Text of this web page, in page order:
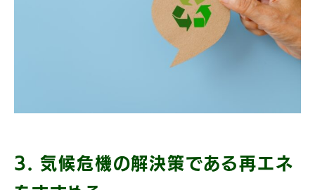
3. 気候危機の解決策である再エネ